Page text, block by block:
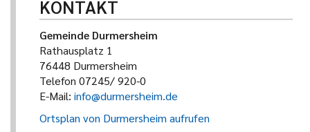
KONTAKT
Gemeinde Durmersheim
Rathausplatz 1
76448 Durmersheim
Telefon 07245/ 920-0
E-Mail: info@durmersheim.de
Ortsplan von Durmersheim aufrufen